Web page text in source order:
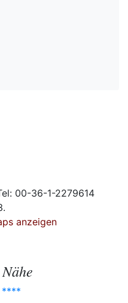
00-36-1-2279614
anzeigen
****